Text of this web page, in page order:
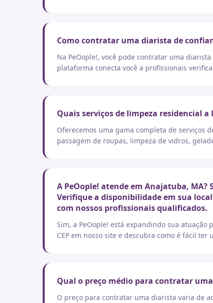
Como contratar uma diarista de
Na PeOople!, você pode contratar uma
plataforma conecta você a profissionais
Quais serviços de limpeza residencial a
Oferecemos uma gama completa de serviços
passagem de roupas, limpeza de vidros,
A PeOople! atende em Anajatuba,
Verifique a disponibilidade em sua
com nossos profissionais qualificados.
Sim, a PeOople! está expandindo sua
CEP em nosso site e descubra como é fácil
Qual o preço médio para contratar
O preço para contratar uma diarista varia de